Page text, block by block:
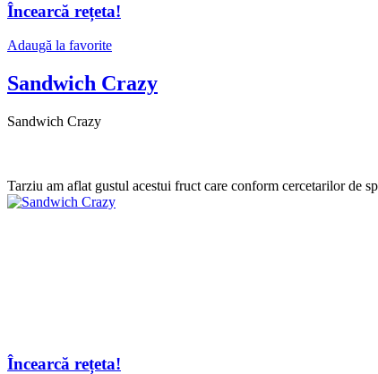
Încearcă rețeta!
Adaugă la favorite
Sandwich Crazy
Sandwich Crazy
Tarziu am aflat gustul acestui fruct care conform cercetarilor de
Încearcă rețeta!